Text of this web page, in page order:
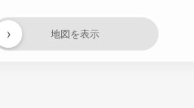
地図を表示
›